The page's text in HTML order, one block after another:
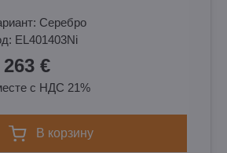
Cеребро
EL401403Ni
263 €
с НДС 21%
в корзину